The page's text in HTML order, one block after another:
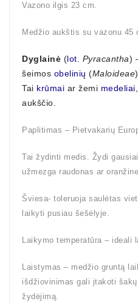
Vazono ilgis 23 cm.
Medžio aukštis su vazonu 45
Dyglainė (lot. Pyracantha)
šeimos obelinių (Maloideae
Tai krūmai ar žemi medeliai
aukščio.
Paplitimas – Pietvakarių
Tai žydinti medis. Žydi
užmezga raudonas ar
Šviesa- toleruoja saulėtas
laikyti pusiau šešėlyje.
Laikymo temperatūra – ideali
Laistymas – medžio gruntą
išdžiovinimas gali įtakoti
žydėjimą.